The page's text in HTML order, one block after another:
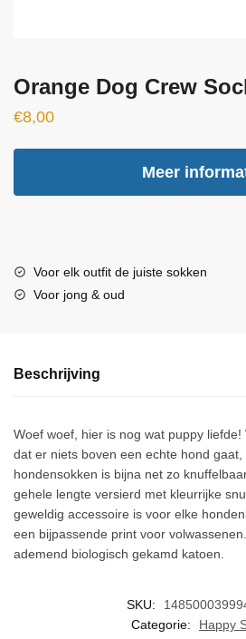
Orange Dog Crew
€8,00
Meer
Voor elk outfit de juiste sokken
Voor jong & oud
Beschrijving
Woef woef, hier is nog wat puppy
dat er niets boven een echte hond
hondensokken is bijna net zo
gehele lengte versierd met kleurrijke
geweldig accessoire is voor elke
een bijpassende print voor
ademend biologisch gekamd katoen.
SKU:
Categorie:
Happy